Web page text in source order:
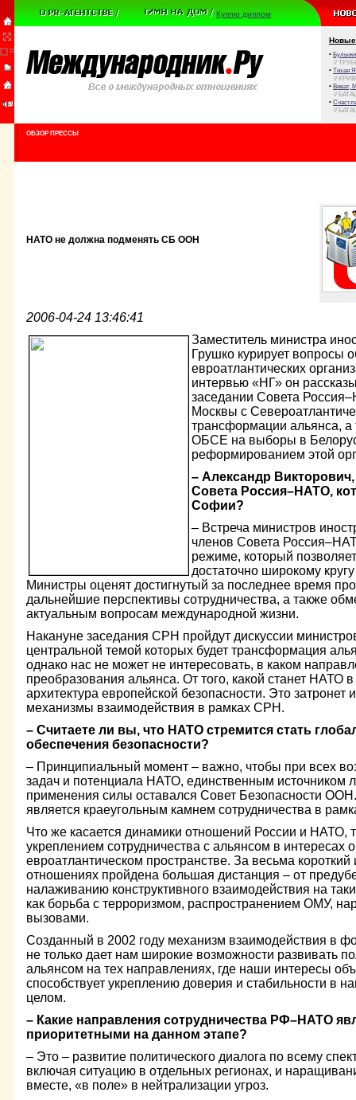
Куплю диплом
Новые
•
//
• Тихая
//
• Виват,
//
•
//
ОБЗОР ПРЕССЫ
НАТО не должна подменять СБ ООН
2006-04-24 13:46:41
Заместитель министра
Грушко курирует вопросы
евроатлантических
интервью «НГ» он
заседании Совета
Москвы с
трансформации альянса, а
ОБСЕ на выборы в
реформированием этой
– Александр
Совета Россия–НАТО,
Софии?
– Встреча министров
членов Совета
режиме, который
достаточно широкому
Министры оценят достигнутый за последнее время
дальнейшие перспективы сотрудничества, а также
актуальным вопросам международной жизни.
Накануне заседания СРН пройдут дискуссии
центральной темой которых будет трансформация
однако нас не может не интересовать, в каком
преобразования альянса. От того, какой станет НАТО
архитектура европейской безопасности. Это затронет
механизмы взаимодействия в рамках СРН.
– Считаете ли вы, что НАТО стремится стать
обеспечения безопасности?
– Принципиальный момент – важно, чтобы при всех
задач и потенциала НАТО, единственным источником
применения силы оставался Совет Безопасности
является краеугольным камнем сотрудничества в
Что же касается динамики отношений России и НАТО,
укреплением сотрудничества с альянсом в интересах
евроатлантическом пространстве. За весьма
отношениях пройдена большая дистанция – от
налаживанию конструктивного взаимодействия на
как борьба с терроризмом, распространением ОМУ,
вызовами.
Созданный в 2002 году механизм взаимодействия в
не только дает нам широкие возможности развивать
альянсом на тех направлениях, где наши интересы
способствует укреплению доверия и стабильности в
целом.
– Какие направления сотрудничества РФ–НАТО
приоритетными на данном этапе?
– Это – развитие политического диалога по всему
включая ситуацию в отдельных регионах, и
вместе, «в поле» в нейтрализации угроз.